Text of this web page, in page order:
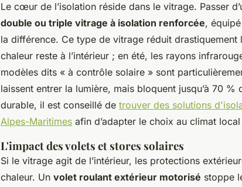
Le cœur de l’isolation réside dans le vitrage. Passer
double ou triple vitrage à isolation renforcée,
la différence. Ce type de vitrage réduit drastiquement
chaleur reste à l’intérieur ; en été, les rayons
modèles dits « à contrôle solaire » sont
laissent entrer la lumière, mais bloquent jusqu’à 70
durable, il est conseillé de trouver des solutions
Alpes-Maritimes afin d’adapter le choix au climat
L'impact des volets et stores solaires
Si le vitrage agit de l’intérieur, les protections
chaleur. Un volet roulant extérieur motorisé stoppe